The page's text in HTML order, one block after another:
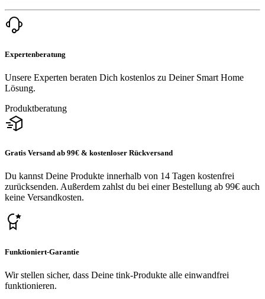
Expertenberatung
Unsere Experten beraten Dich kostenlos zu Deiner Smart Home
Lösung.
Produktberatung
Gratis Versand ab 99€ & kostenloser Rückversand
Du kannst Deine Produkte innerhalb von 14 Tagen kostenfrei
zurücksenden. Außerdem zahlst du bei einer Bestellung ab 99€ auch
keine Versandkosten.
Funktioniert-Garantie
Wir stellen sicher, dass Deine tink-Produkte alle einwandfrei
funktionieren.